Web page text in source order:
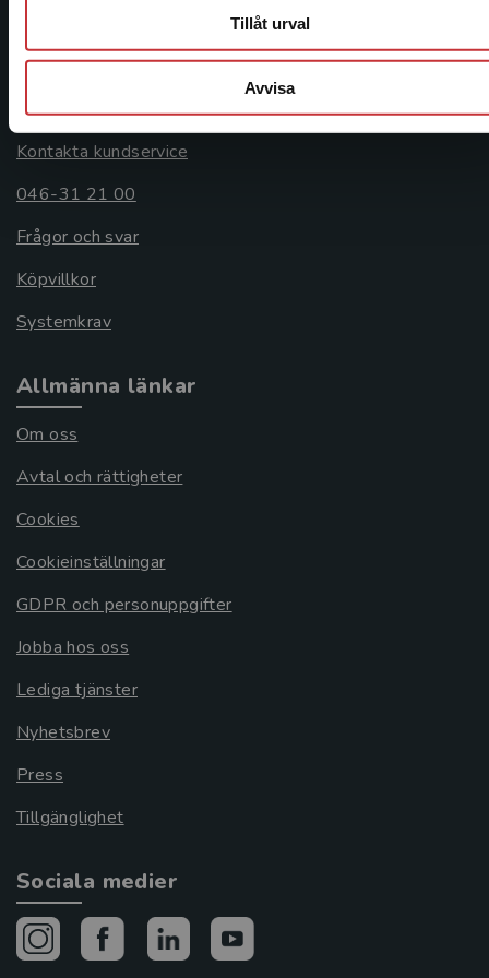
Tillåt urval
Avvisa
226 60 Lund
Kundservice
Kontakta kundservice
046-31 21 00
Frågor och svar
Köpvillkor
Systemkrav
Allmänna länkar
Om oss
Avtal och rättigheter
Cookies
Cookieinställningar
GDPR och personuppgifter
Jobba hos oss
Lediga tjänster
Nyhetsbrev
Press
Tillgänglighet
Sociala medier